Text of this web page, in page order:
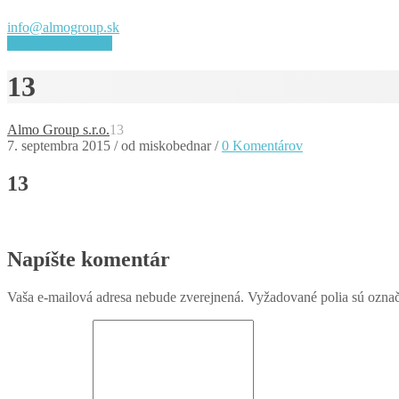
info@almogroup.sk
13
Almo Group s.r.o.13
7. septembra 2015 / od miskobednar / 0 Komentárov
13
Napíšte komentár
Vaša e-mailová adresa nebude zverejnená. Vyžadované polia sú